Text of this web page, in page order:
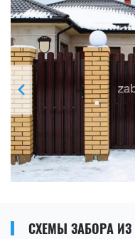
СХЕМЫ ЗАБОРА